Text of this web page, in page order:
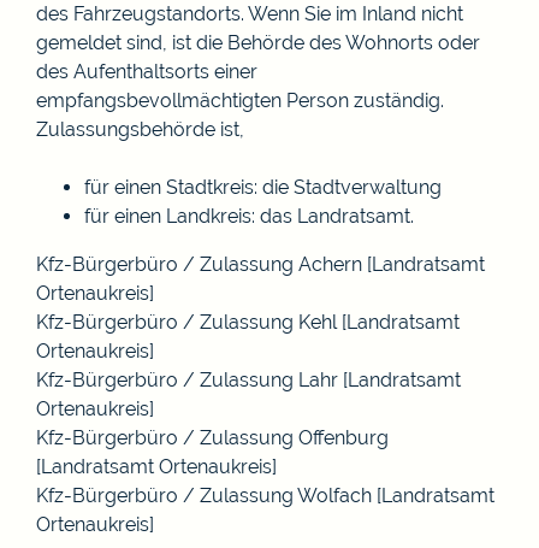
des Fahrzeugstandorts. Wenn Sie im Inland nicht
gemeldet sind, ist die Behörde des Wohnorts oder
des Aufenthaltsorts einer
empfangsbevollmächtigten Person zuständig.
Zulassungsbehörde ist,
für einen Stadtkreis: die Stadtverwaltung
für einen Landkreis: das Landratsamt.
Kfz-Bürgerbüro / Zulassung Achern [Landratsamt
Ortenaukreis]
Kfz-Bürgerbüro / Zulassung Kehl [Landratsamt
Ortenaukreis]
Kfz-Bürgerbüro / Zulassung Lahr [Landratsamt
Ortenaukreis]
Kfz-Bürgerbüro / Zulassung Offenburg
[Landratsamt Ortenaukreis]
Kfz-Bürgerbüro / Zulassung Wolfach [Landratsamt
Ortenaukreis]